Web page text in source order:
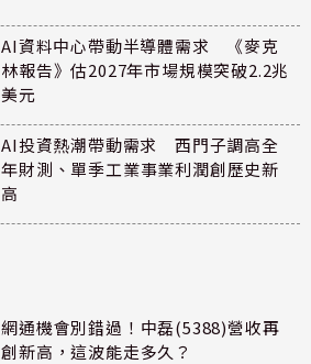
AI資料中心帶動半導體需求 《麥克
林報告》估2027年市場規模突破2.2兆
美元
AI投資熱潮帶動需求 西門子調高全
年財測、單季工業事業利潤創歷史新
高
網通機會別錯過！中磊(5388)營收再
創新高，這波能走多久？